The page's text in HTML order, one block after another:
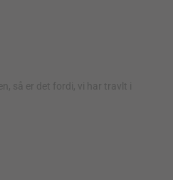
så er det fordi, vi har travlt i